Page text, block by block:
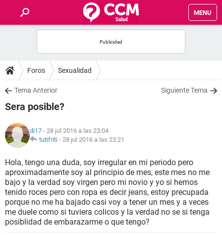
MENU
FOROS
SALUD
FAMILIA
NUTRICIÓN
BIENESTAR
SEXUALIDAD
GLOSARIO
Foros Sexualidad
Tema Anterior Siguiente Tema
Sera posible?
di17 - 28 jul 2016 a las 23:04
tutifriti - 28 jul 2016 a las 23:21
Hola, tengo una duda, soy irregular en mi periodo pero
aproximadamente soy al principio de mes, este mes no me
bajo y la verdad soy virgen pero mi novio y yo si hemos
tenido roces pero con ropa es decir jeans, estoy precupada
porque no me ha bajado casi voy a tener un mes y a veces
me duele como si tuviera colicos y la verdad no se si tenga
posiblidad de embarazarme o que tengo?